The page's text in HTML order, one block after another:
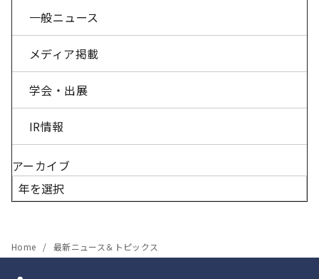
一般ニュース
メディア掲載
学会・出展
IR情報
アーカイブ
Home 最新ニュース＆トピックス